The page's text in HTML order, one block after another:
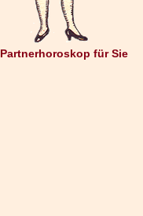
Partnerhoroskop für Sie